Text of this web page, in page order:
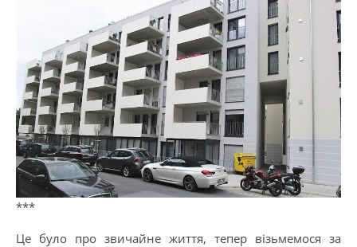
***
Це було про звичайне життя, тепер візьмемося за